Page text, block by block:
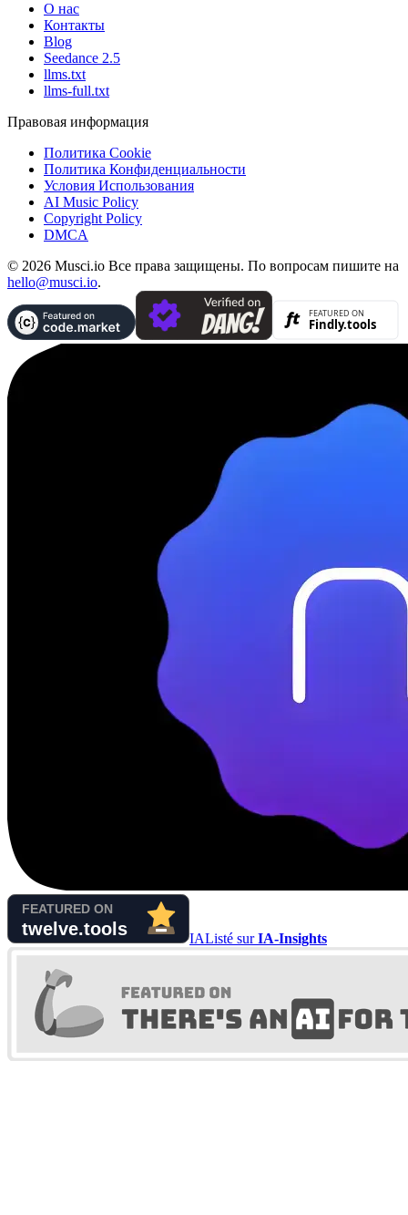
О нас
Контакты
Blog
Seedance 2.5
llms.txt
llms-full.txt
Правовая информация
Политика Cookie
Политика Конфиденциальности
Условия Использования
AI Music Policy
Copyright Policy
DMCA
© 2026 Musci.io Все права защищены. По вопросам пишите на
hello@musci.io.
IAListé surIA-Insights